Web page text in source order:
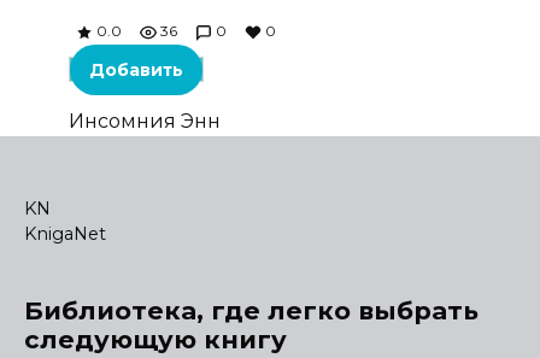
0.0 36 0 0
Добавить
Инсомния Энн
KN
KnigaNet
Библиотека, где легко выбрать
следующую книгу